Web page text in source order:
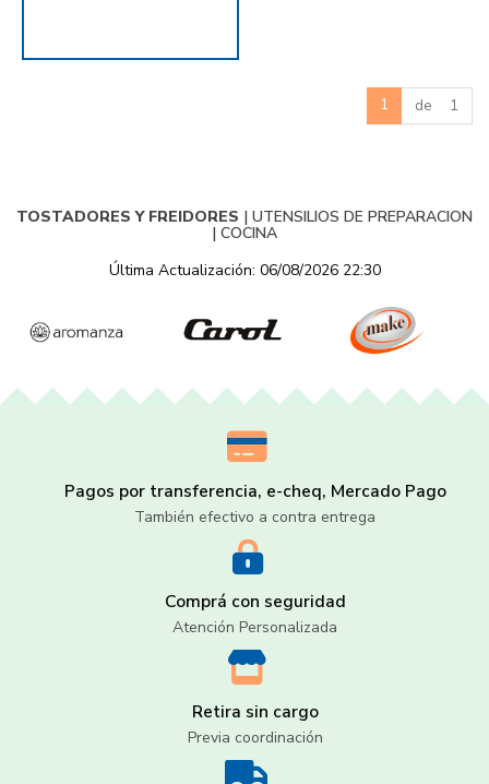
1 de 1
TOSTADORES Y FREIDORES | UTENSILIOS DE PREPARACION
| COCINA
Última Actualización: 06/08/2026 22:30
Pagos por transferencia, e-cheq, Mercado Pago
También efectivo a contra entrega
Comprá con seguridad
Atención Personalizada
Retira sin cargo
Previa coordinación